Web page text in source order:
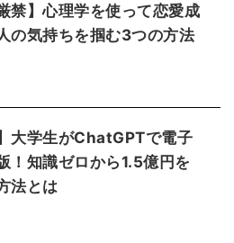
禁】心理学を使って恋愛成
の気持ちを掴む3つの方法
大学生がChatGPTで電子
！知識ゼロから1.5億円を
法とは